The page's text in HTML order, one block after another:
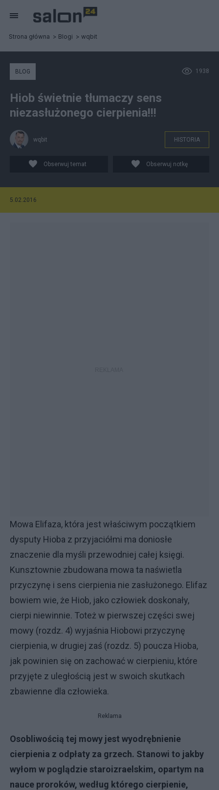
Strona główna Blogi wqbit
1938
BLOG
Hiob świetnie tłumaczy sens
niezasłużonego cierpienia!!!
wqbit HISTORIA
Obserwuj temat Obserwuj notkę
5.02.2016
Mowa Elifaza, która jest właści­wym początkiem
dysputy Hioba z przyjaciółmi ma doniosłe
znaczenie dla myśli przewodniej całej księgi.
Kunsztownie zbudowana mowa ta na­świetla
przyczynę i sens cierpienia nie zasłużonego. Elifaz
bowiem wie, że Hiob, jako człowiek doskonały,
cierpi niewinnie. Toteż w pierwszej części swej
mowy (rozdz. 4) wyjaśnia Hiobo­wi przyczynę
cierpienia, w drugiej zaś (rozdz. 5) poucza Hioba,
jak powinien się on zachować w cierpieniu, które
przyjęte z uległością jest w swoich skutkach
zbawienne dla człowieka.
Reklama
Osobliwością tej mowy jest wy­odrębnienie
cierpienia z odpłaty za grzech. Stanowi to jakby
wyłom w poglądzie staroizraelskim, opartym na
nauce proroków, według którego cier­pienie,